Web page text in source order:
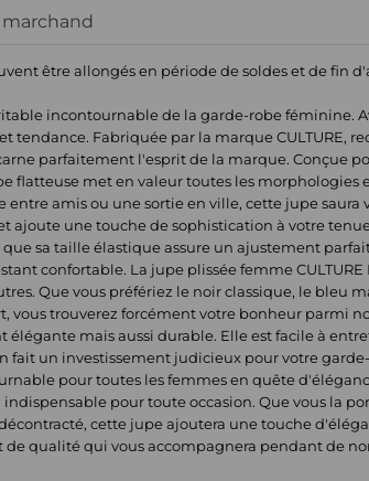
marchand
être allongés en période de soldes et de fin
incontournable de la garde-robe féminine.
tendance. Fabriquée par la marque CULTURE,
parfaitement l'esprit de la marque. Conçue
flatteuse met en valeur toutes les morphologies
amis ou une sortie en ville, cette jupe saura
ajoute une touche de sophistication à votre
sa taille élastique assure un ajustement
confortable. La jupe plissée femme
Que vous préfériez le noir classique, le bleu
vous trouverez forcément votre bonheur parmi
mais aussi durable. Elle est facile à
fait un investissement judicieux pour votre
pour toutes les femmes en quête
pour toute occasion. Que vous la
cette jupe ajoutera une touche
de qualité qui vous accompagnera pendant de